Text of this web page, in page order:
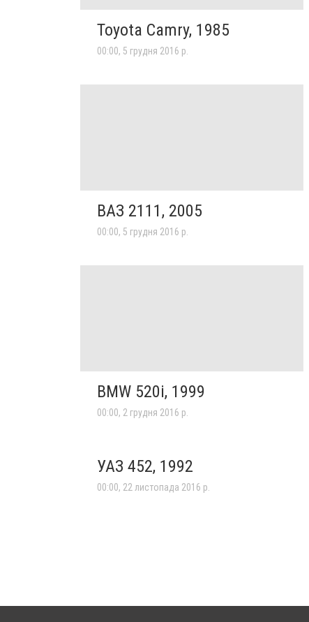
Toyota Camry, 1985
00:00, 5 грудня 2016 р.
ВАЗ 2111, 2005
00:00, 5 грудня 2016 р.
BMW 520i, 1999
00:00, 2 грудня 2016 р.
УАЗ 452, 1992
00:00, 22 листопада 2016 р.